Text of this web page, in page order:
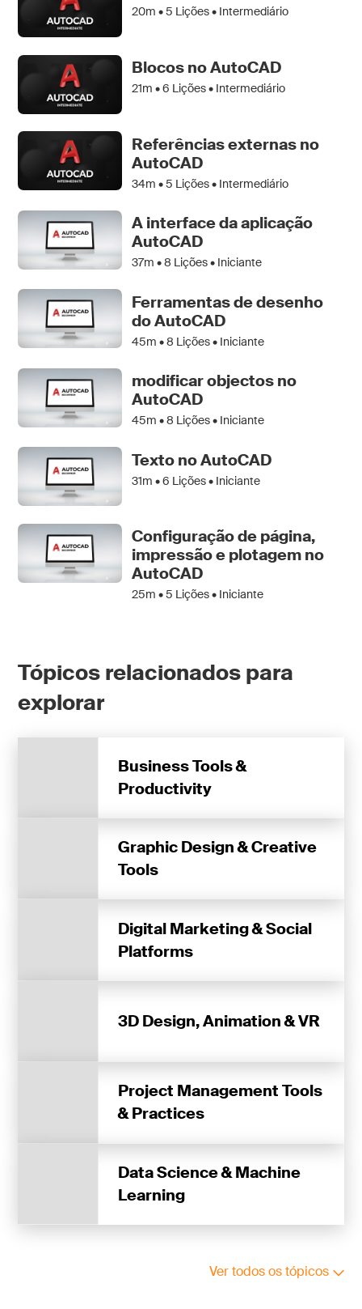
20m •5 Lições • Intermediário
Blocos no AutoCAD
21m •6 Lições • Intermediário
Referências externas no
AutoCAD
34m •5 Lições • Intermediário
A interface da aplicação
AutoCAD
37m •8 Lições • Iniciante
Ferramentas de desenho
do AutoCAD
45m •8 Lições • Iniciante
modificar objectos no
AutoCAD
45m •8 Lições • Iniciante
Texto no AutoCAD
31m •6 Lições • Iniciante
Configuração de página,
impressão e plotagem no
AutoCAD
25m •5 Lições • Iniciante
Tópicos relacionados para
explorar
Business Tools &
Productivity
Graphic Design & Creative
Tools
Digital Marketing & Social
Platforms
3D Design, Animation & VR
Project Management Tools
& Practices
Data Science & Machine
Learning
Ver todos os tópicos